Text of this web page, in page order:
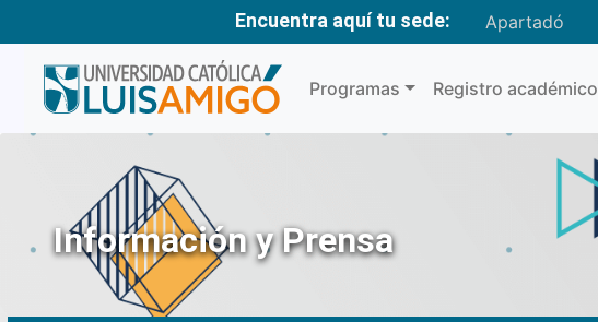
Encuentra aquí tu sede: Apartadó
Programas Registro académico
Información y Prensa